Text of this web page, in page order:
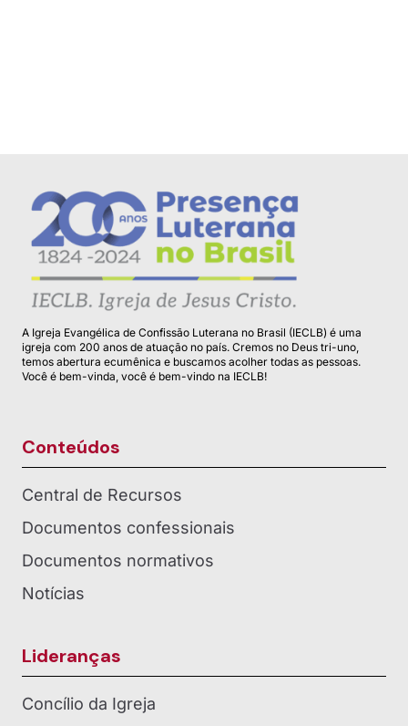
A Igreja Evangélica de Confissão Luterana no Brasil (IECLB) é uma
igreja com 200 anos de atuação no país. Cremos no Deus tri-uno,
temos abertura ecumênica e buscamos acolher todas as pessoas.
Você é bem-vinda, você é bem-vindo na IECLB!
Conteúdos
Central de Recursos
Documentos confessionais
Documentos normativos
Notícias
Lideranças
Concílio da Igreja